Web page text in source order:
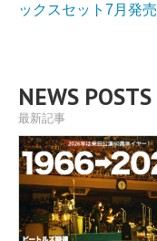
ックスセット7月発売
NEWS POSTS
最新記事